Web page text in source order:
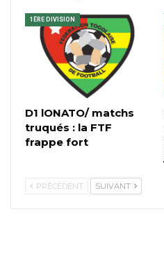
1ÈRE DIVISION
D1 lONATO/ matchs
truqués : la FTF
frappe fort
PRÉCÉDENT SUIVANT